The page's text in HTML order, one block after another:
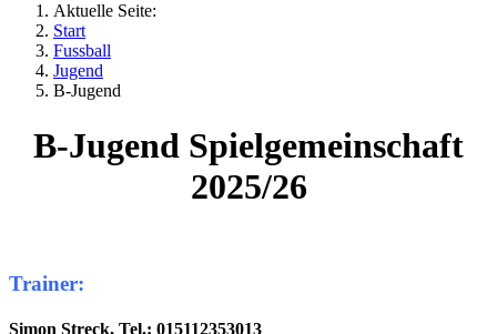
Aktuelle Seite:
Start
Fussball
Jugend
B-Jugend
B-Jugend Spielgemeinschaft
2025/26
Trainer:
Simon Streck, Tel.: 015112353013